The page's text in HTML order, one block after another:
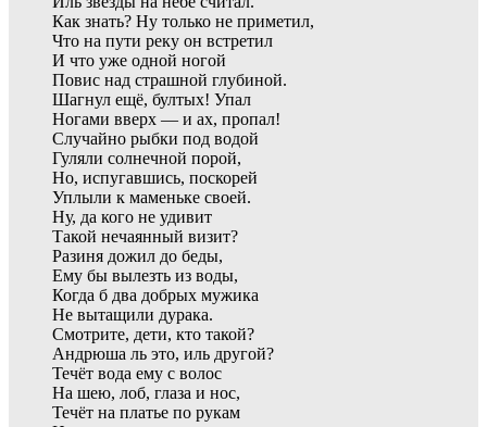
Как знать? Ну только не приметил,
Что на пути реку он встретил
И что уже одной ногой
Повис над страшной глубиной.
Шагнул ещё, бултых! Упал
Ногами вверх — и ах, пропал!
Случайно рыбки под водой
Гуляли солнечной порой,
Но, испугавшись, поскорей
Уплыли к маменьке своей.
Ну, да кого не удивит
Такой нечаянный визит?
Разиня дожил до беды,
Ему бы вылезть из воды,
Когда б два добрых мужика
Не вытащили дурака.
Смотрите, дети, кто такой?
Андрюша ль это, иль другой?
Течёт вода ему с волос
На шею, лоб, глаза и нос,
Течёт на платье по рукам